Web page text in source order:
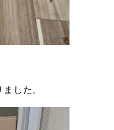
した。